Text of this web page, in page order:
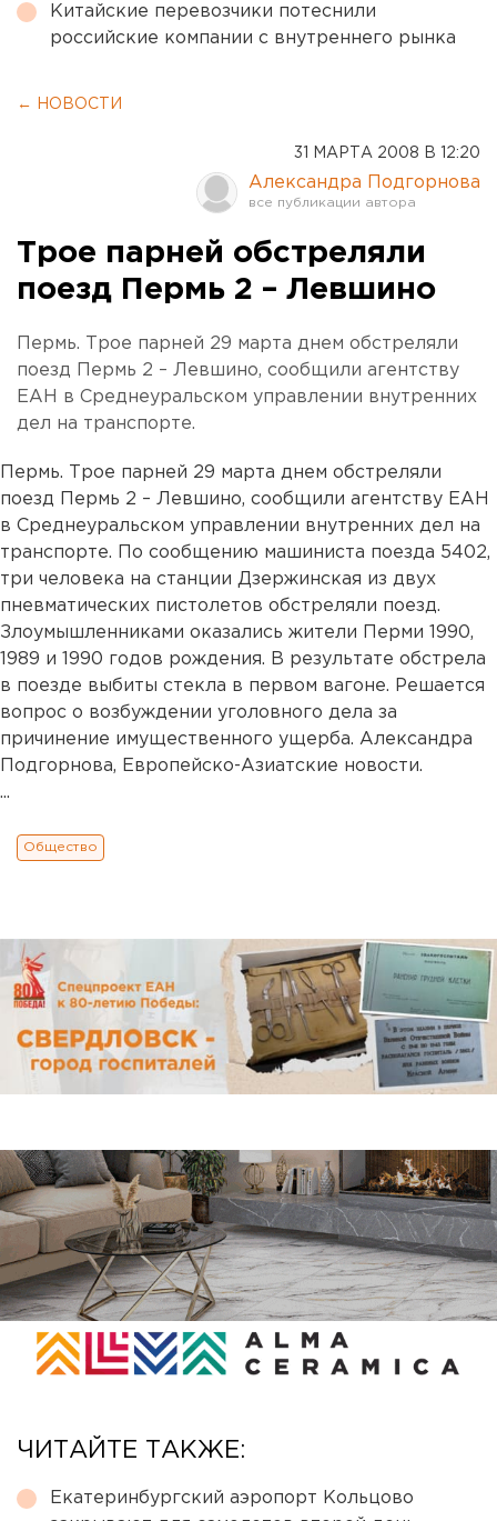
Китайские перевозчики потеснили
российские компании с внутреннего рынка
← НОВОСТИ
31 МАРТА 2008 В 12:20
Александра Подгорнова
Трое парней обстреляли
поезд Пермь 2 – Левшино
Пермь. Трое парней 29 марта днем обстреляли
поезд Пермь 2 – Левшино, сообщили агентству
ЕАН в Среднеуральском управлении внутренних
дел на транспорте.
Пермь. Трое парней 29 марта днем обстреляли
поезд Пермь 2 – Левшино, сообщили агентству ЕАН
в Среднеуральском управлении внутренних дел на
транспорте. По сообщению машиниста поезда 5402,
три человека на станции Дзержинская из двух
пневматических пистолетов обстреляли поезд.
Злоумышленниками оказались жители Перми 1990,
1989 и 1990 годов рождения. В результате обстрела
в поезде выбиты стекла в первом вагоне. Решается
вопрос о возбуждении уголовного дела за
причинение имущественного ущерба. Александра
Подгорнова, Европейско-Азиатские новости.
...
Общество
ЧИТАЙТЕ ТАКЖЕ:
Екатеринбургский аэропорт Кольцово